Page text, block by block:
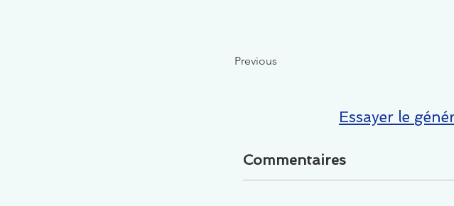
Previous
Essayer le
Commentaires